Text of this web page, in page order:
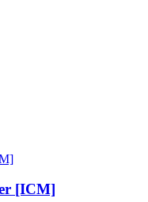
[ICM]